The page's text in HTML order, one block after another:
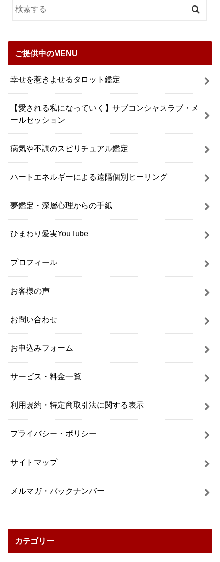
ご提供中のMENU
幸せを惹きよせるタロット鑑定
【愛される私になっていく】サブコンシャスラブ・メ
ールセッション
病気や不調のスピリチュアル鑑定
ハートエネルギーによる遠隔個別ヒーリング
夢鑑定・深層心理からの手紙
ひまわり愛実YouTube
プロフィール
お客様の声
お問い合わせ
お申込みフォーム
サービス・料金一覧
利用規約・特定商取引法に関する表示
プライバシー・ポリシー
サイトマップ
メルマガ・バックナンバー
カテゴリー